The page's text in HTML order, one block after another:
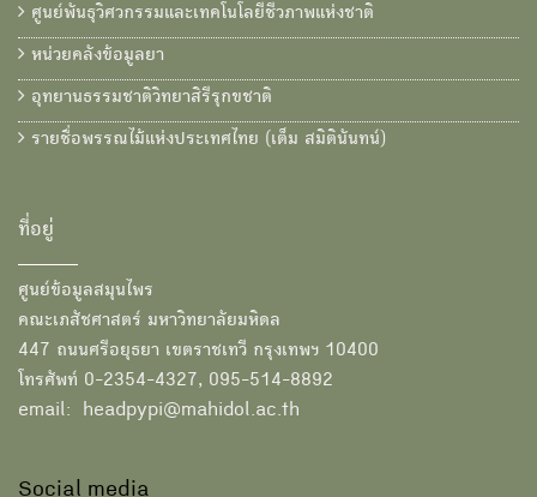
ศูนย์พันธุวิศวกรรมและเทคโนโลยีชีวภาพแห่งชาติ
หน่วยคลังข้อมูลยา
อุทยานธรรมชาติวิทยาสิรีรุกขชาติ
รายชื่อพรรณไม้แห่งประเทศไทย (เต็ม สมิตินันทน์)
ที่อยู่
ศูนย์ข้อมูลสมุนไพร
คณะเภสัชศาสตร์ มหาวิทยาลัยมหิดล
447 ถนนศรีอยุธยา เขตราชเทวี กรุงเทพฯ 10400
โทรศัพท์ 0-2354-4327, 095-514-8892
email: headpypi@mahidol.ac.th
Social media